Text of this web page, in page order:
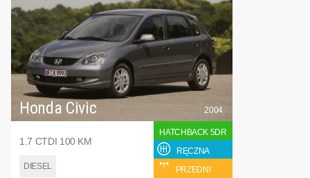
Honda Civic
1.7 CTDI 100 KM
DIESEL
2004
HATCHBACK 5DR
RĘCZNA
PRZEDNI